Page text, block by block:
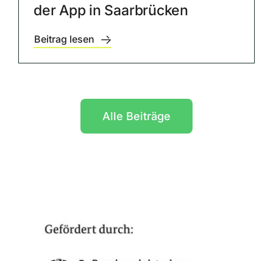
der App in Saarbrücken
Beitrag lesen
Alle Beiträge